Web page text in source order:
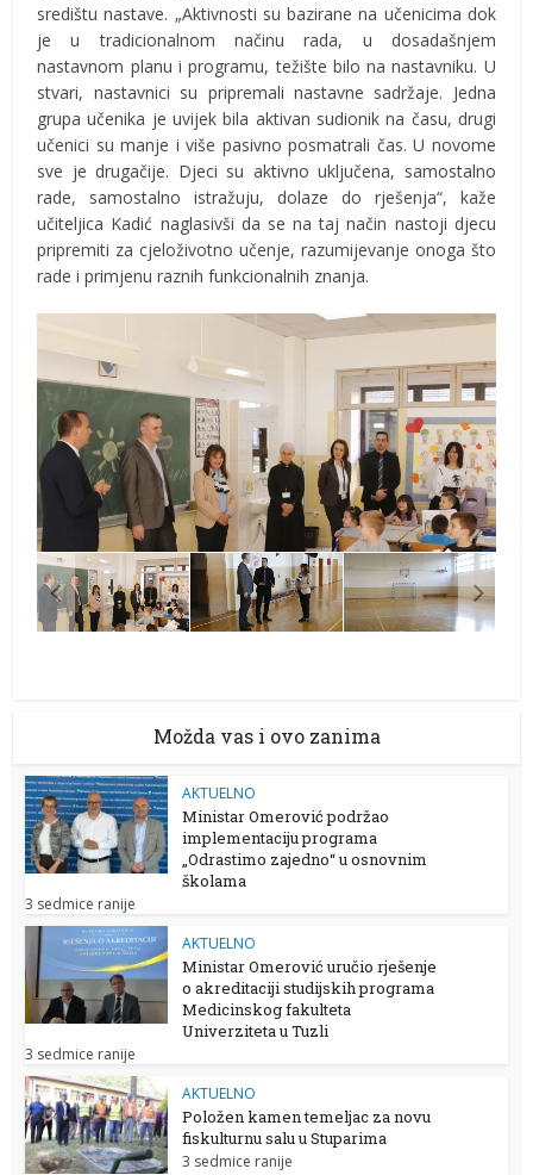
središtu nastave. „Aktivnosti su bazirane na učenicima dok
je u tradicionalnom načinu rada, u dosadašnjem
nastavnom planu i programu, težište bilo na nastavniku. U
stvari, nastavnici su pripremali nastavne sadržaje. Jedna
grupa učenika je uvijek bila aktivan sudionik na času, drugi
učenici su manje i više pasivno posmatrali čas. U novome
sve je drugačije. Djeci su aktivno uključena, samostalno
rade, samostalno istražuju, dolaze do rješenja“, kaže
učiteljica Kadić naglasivši da se na taj način nastoji djecu
pripremiti za cjeloživotno učenje, razumijevanje onoga što
rade i primjenu raznih funkcionalnih znanja.
Možda vas i ovo zanima
AKTUELNO
Ministar Omerović podržao
implementaciju programa
„Odrastimo zajedno“ u osnovnim
školama
3 sedmice ranije
AKTUELNO
Ministar Omerović uručio rješenje
o akreditaciji studijskih programa
Medicinskog fakulteta
Univerziteta u Tuzli
3 sedmice ranije
AKTUELNO
Položen kamen temeljac za novu
fiskulturnu salu u Stuparima
3 sedmice ranije